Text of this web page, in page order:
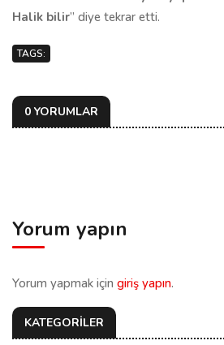
Halik bilir” diye tekrar etti.
TAGS:
0 YORUMLAR
Yorum yapın
Yorum yapmak için giriş yapın.
KATEGORİLER